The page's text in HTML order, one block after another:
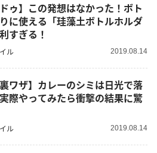
ドゥ】この発想はなかった！ボト
に使える「珪藻土ボトルホルダ
すぎる！
ル 2019.08.14
裏ワザ】カレーのシミは日光で落
際やってみたら衝撃の結果に驚
ル 2019.08.14